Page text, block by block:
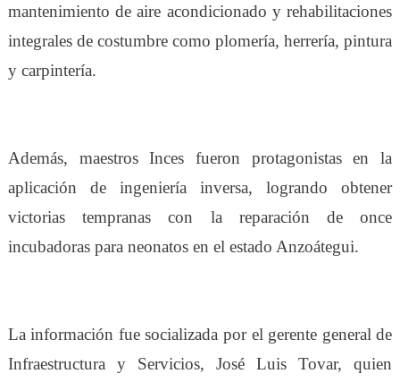
mantenimiento de aire acondicionado y rehabilitaciones
integrales de costumbre como plomería, herrería, pintura
y carpintería.
Además, maestros Inces fueron protagonistas en la
aplicación de ingeniería inversa, logrando obtener
victorias tempranas con la reparación de once
incubadoras para neonatos en el estado Anzoátegui.
La información fue socializada por el gerente general de
Infraestructura y Servicios, José Luis Tovar, quien